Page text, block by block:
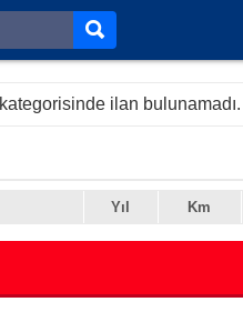
kategorisinde ilan bulunamadı.
Yıl Km